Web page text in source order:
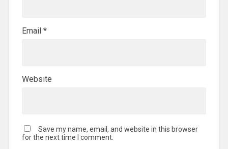
Email *
Website
Save my name, email, and website in this browser
for the next time I comment.